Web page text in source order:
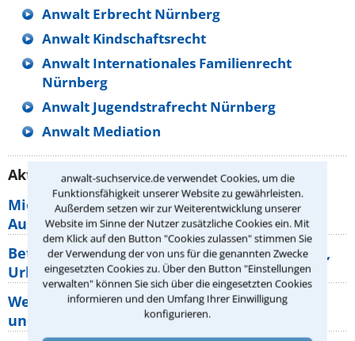
anwalt-suchservice.de verwendet Cookies, um die
Funktionsfähigkeit unserer Website zu gewährleisten.
Außerdem setzen wir zur Weiterentwicklung unserer
Website im Sinne der Nutzer zusätzliche Cookies ein. Mit
dem Klick auf den Button "Cookies zulassen" stimmen Sie
der Verwendung der von uns für die genannten Zwecke
eingesetzten Cookies zu. Über den Button "Einstellungen
verwalten" können Sie sich über die eingesetzten Cookies
informieren und den Umfang Ihrer Einwilligung
konfigurieren.
Anwalt Erbrecht Nürnberg
Anwalt Kindschaftsrecht
Anwalt Internationales Familienrecht
Nürnberg
Anwalt Jugendstrafrecht Nürnberg
Anwalt Mediation
Aktuelle Rechtstipps unserer Redaktion
Mietpreisbremse 2026: Alle Regeln,
Ausnahmen und Rechte für Mieter
Betriebsausflug: 11 Antworten zu Teilnahme,
Urlaub, Arbeitszeit
Welche Rechte hat der Käufer eines Pferdes
und wie macht man sie